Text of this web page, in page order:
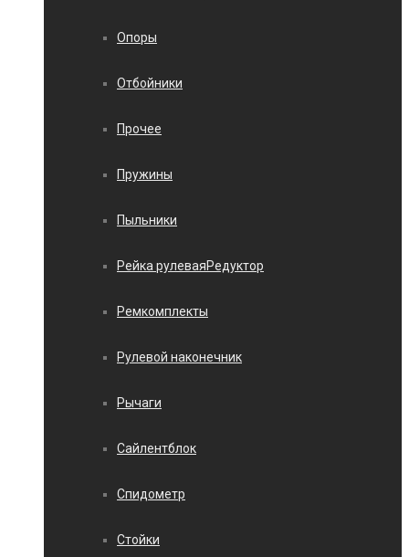
Опоры
Отбойники
Прочее
Пружины
Пыльники
Рейка рулеваяРедуктор
Ремкомплекты
Рулевой наконечник
Рычаги
Сайлентблок
Спидометр
Стойки